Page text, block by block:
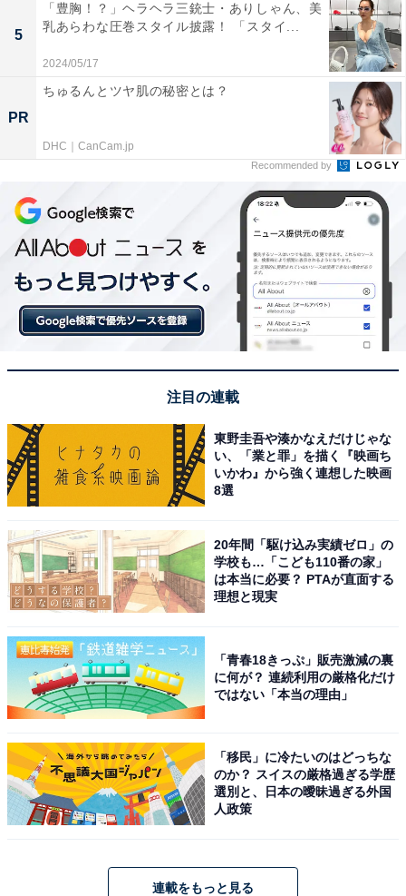
5
「豊胸！？」ヘラヘラ三銃士・ありしゃん、美
乳あらわな圧巻スタイル披露！ 「スタイ...
2024/05/17
PR
ちゅるんとツヤ肌の秘密とは？
DHC｜CanCam.jp
Recommended by
注目の連載
東野圭吾や湊かなえだけじゃな
い、「業と罪」を描く『映画ち
いかわ』から強く連想した映画
8選
20年間「駆け込み実績ゼロ」の
学校も…「こども110番の家」
は本当に必要？ PTAが直面する
理想と現実
「青春18きっぷ」販売激減の裏
に何が？ 連続利用の厳格化だけ
ではない「本当の理由」
「移民」に冷たいのはどっちな
のか？ スイスの厳格過ぎる学歴
選別と、日本の曖昧過ぎる外国
人政策
連載をもっと見る